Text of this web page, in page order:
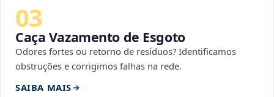
03
Caça Vazamento de Esgoto
Odores fortes ou retorno de resíduos? Identificamos
obstruções e corrigimos falhas na rede.
SAIBA MAIS